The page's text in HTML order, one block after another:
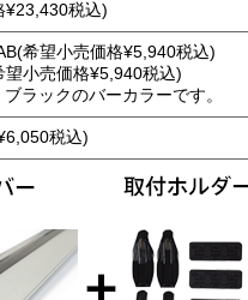
¥23,430税込)
希望小売価格¥5,940税込)
望小売価格¥5,940税込)
ラックのバーカラーです。
税込)